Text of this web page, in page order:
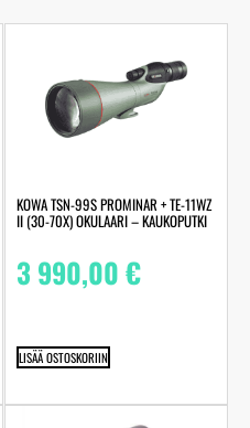
KOWA TSN-99S PROMINAR + TE-11WZ
II (30-70X) OKULAARI – KAUKOPUTKI
3 990,00€
LISÄÄ OSTOSKORIIN